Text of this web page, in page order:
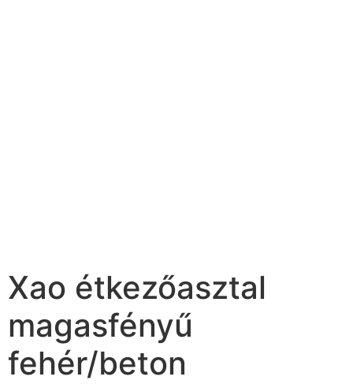
Xao étkezőasztal
magasfényű
fehér/beton